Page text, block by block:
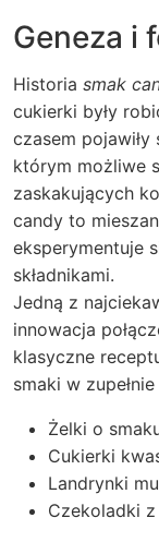
Geneza i
Historia smak
cukierki były
czasem
którym możliwe
zaskakujących
candy to
eksperymentuje
składnikami.
Jedną z
innowacja
klasyczne
smaki w
Żelki o
Cukierki
Landrynki
Czekoladki